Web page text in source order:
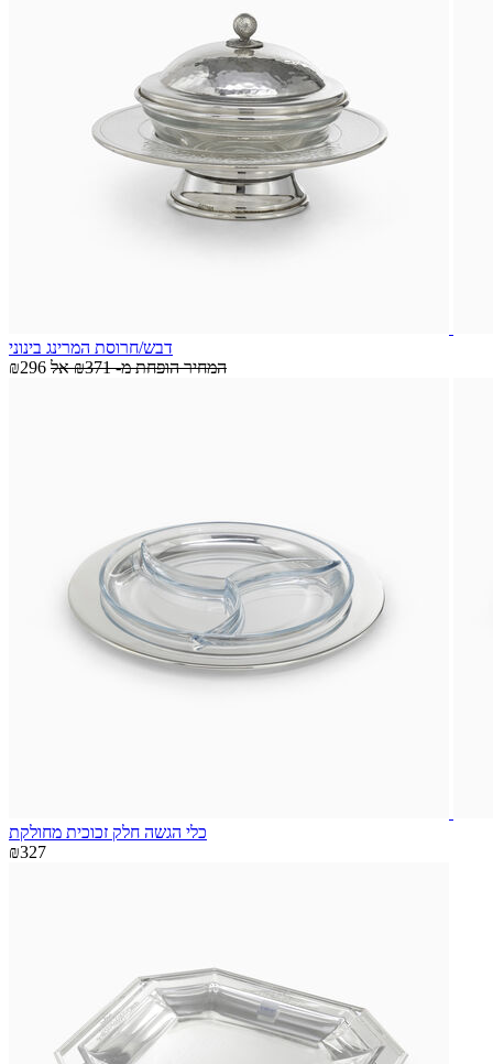
דבש/חרוסת המרינג בינוני
₪296
המחיר הופחת מ-₪371 אל
כלי הגשה חלק זכוכית מחולקת
₪327